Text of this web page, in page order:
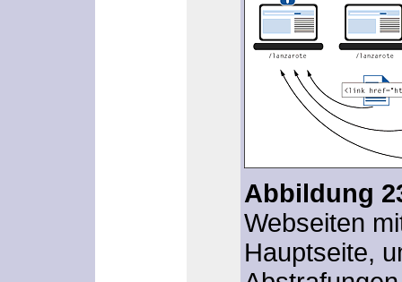
Abbildung
Webseiten
Hauptseite,